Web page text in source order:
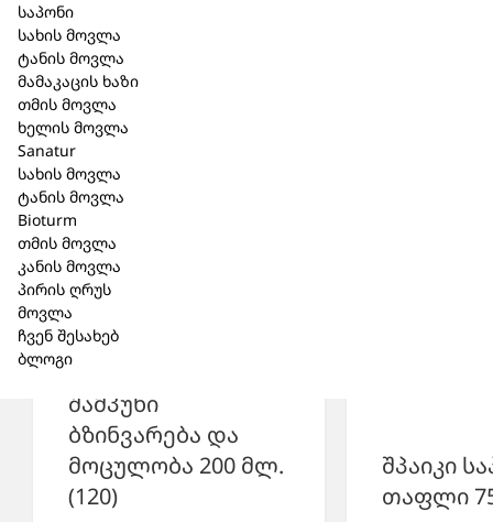
საპონი
სახის მოვლა
ტანის მოვლა
მამაკაცის ხაზი
თმის მოვლა
ხელის მოვლა
Sanatur
სახის მოვლა
ტანის მოვლა
Bioturm
თმის მოვლა
კანის მოვლა
პირის ღრუს
მოვლა
ჩვენ შესახებ
ბლოგიშპაიკი Natural Aktiv
შამპუნი
ბზინვარება და
მოცულობა 200 მლ.
(120)
შპაიკი
თაფლი